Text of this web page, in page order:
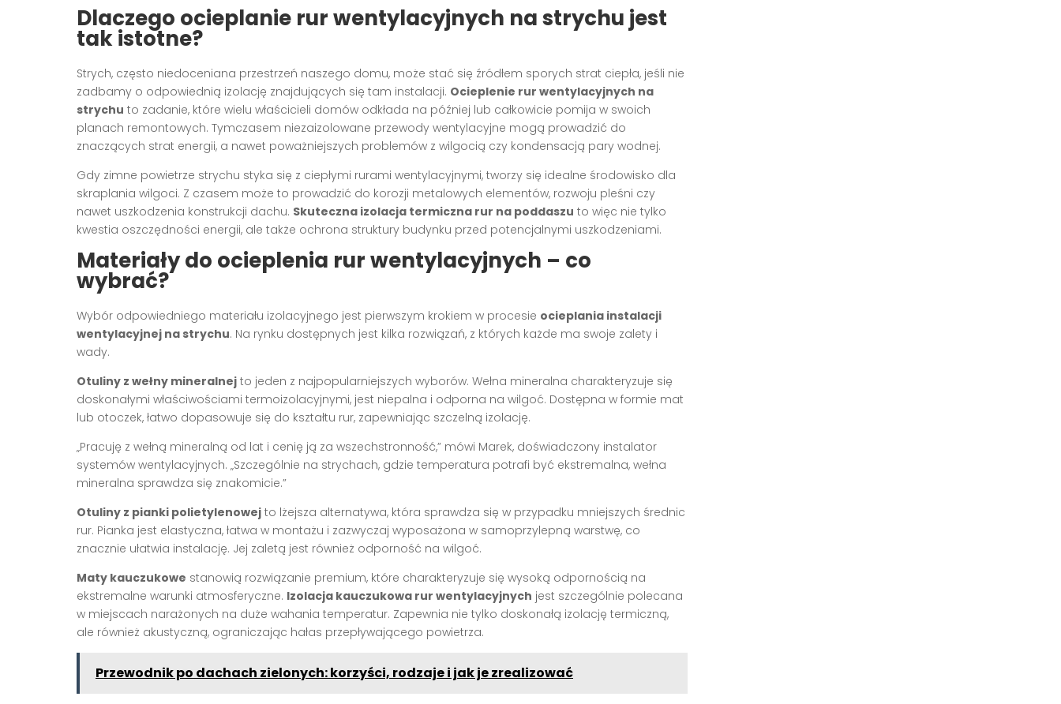
Dlaczego ocieplanie rur wentylacyjnych na strychu jest
tak istotne?
Strych, często niedoceniana przestrzeń naszego domu, może stać się źródłem sporych strat ciepła, jeśli nie
zadbamy o odpowiednią izolację znajdujących się tam instalacji. Ocieplenie rur wentylacyjnych na
strychu to zadanie, które wielu właścicieli domów odkłada na później lub całkowicie pomija w swoich
planach remontowych. Tymczasem niezaizolowane przewody wentylacyjne mogą prowadzić do
znaczących strat energii, a nawet poważniejszych problemów z wilgocią czy kondensacją pary wodnej.
Gdy zimne powietrze strychu styka się z ciepłymi rurami wentylacyjnymi, tworzy się idealne środowisko dla
skraplania wilgoci. Z czasem może to prowadzić do korozji metalowych elementów, rozwoju pleśni czy
nawet uszkodzenia konstrukcji dachu. Skuteczna izolacja termiczna rur na poddaszu to więc nie tylko
kwestia oszczędności energii, ale także ochrona struktury budynku przed potencjalnymi uszkodzeniami.
Materiały do ocieplenia rur wentylacyjnych – co
wybrać?
Wybór odpowiedniego materiału izolacyjnego jest pierwszym krokiem w procesie ocieplania instalacji
wentylacyjnej na strychu. Na rynku dostępnych jest kilka rozwiązań, z których każde ma swoje zalety i
wady.
Otuliny z wełny mineralnej to jeden z najpopularniejszych wyborów. Wełna mineralna charakteryzuje się
doskonałymi właściwościami termoizolacyjnymi, jest niepalna i odporna na wilgoć. Dostępna w formie mat
lub otoczek, łatwo dopasowuje się do kształtu rur, zapewniając szczelną izolację.
„Pracuję z wełną mineralną od lat i cenię ją za wszechstronność,” mówi Marek, doświadczony instalator
systemów wentylacyjnych. „Szczególnie na strychach, gdzie temperatura potrafi być ekstremalna, wełna
mineralna sprawdza się znakomicie.”
Otuliny z pianki polietylenowej to lżejsza alternatywa, która sprawdza się w przypadku mniejszych średnic
rur. Pianka jest elastyczna, łatwa w montażu i zazwyczaj wyposażona w samoprzylepną warstwę, co
znacznie ułatwia instalację. Jej zaletą jest również odporność na wilgoć.
Maty kauczukowe stanowią rozwiązanie premium, które charakteryzuje się wysoką odpornością na
ekstremalne warunki atmosferyczne. Izolacja kauczukowa rur wentylacyjnych jest szczególnie polecana
w miejscach narażonych na duże wahania temperatur. Zapewnia nie tylko doskonałą izolację termiczną,
ale również akustyczną, ograniczając hałas przepływającego powietrza.
Przewodnik po dachach zielonych: korzyści, rodzaje i jak je zrealizować